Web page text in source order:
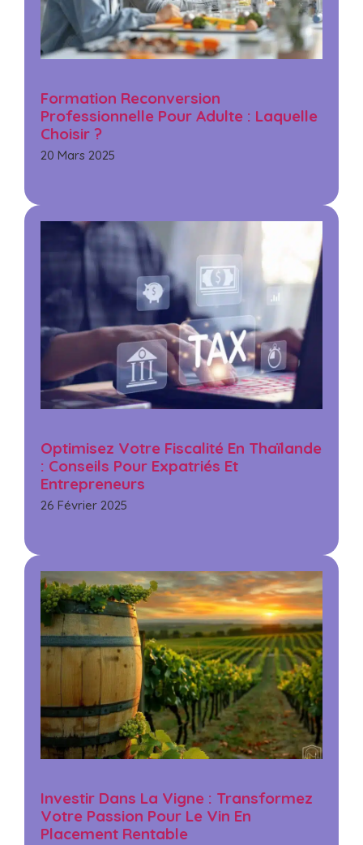
Formation Reconversion
Professionnelle Pour Adulte : Laquelle
Choisir ?
20 Mars 2025
Optimisez Votre Fiscalité En Thaïlande
: Conseils Pour Expatriés Et
Entrepreneurs
26 Février 2025
Investir Dans La Vigne : Transformez
Votre Passion Pour Le Vin En
Placement Rentable